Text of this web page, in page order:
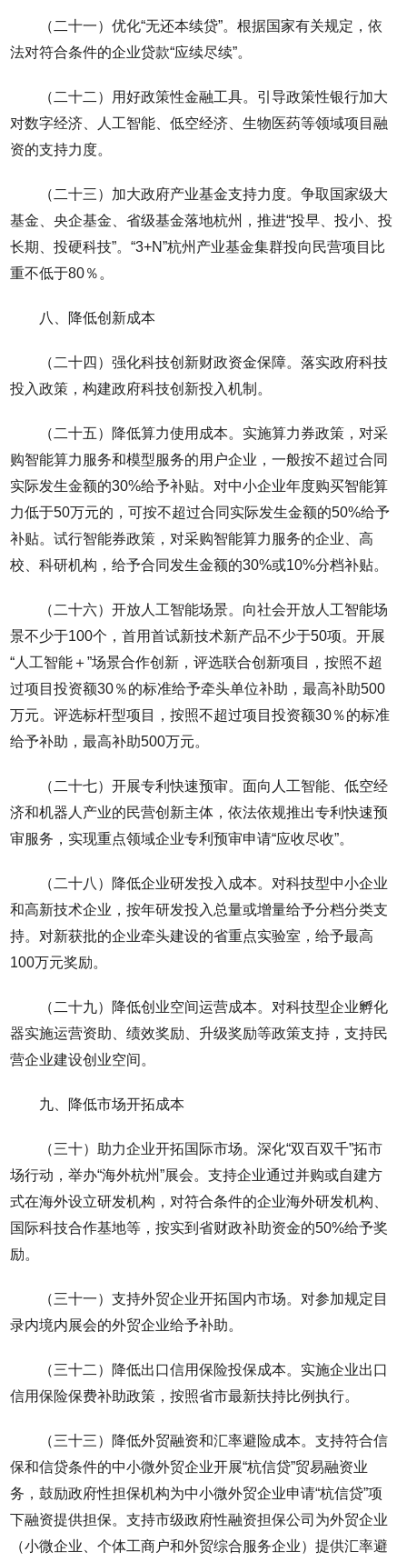
（二十一）优化“无还本续贷”。根据国家有关规定，依
法对符合条件的企业贷款“应续尽续”。
（二十二）用好政策性金融工具。引导政策性银行加大
对数字经济、人工智能、低空经济、生物医药等领域项目融
资的支持力度。
（二十三）加大政府产业基金支持力度。争取国家级大
基金、央企基金、省级基金落地杭州，推进“投早、投小、投
长期、投硬科技”。“3+N”杭州产业基金集群投向民营项目比
重不低于80％。
八、降低创新成本
（二十四）强化科技创新财政资金保障。落实政府科技
投入政策，构建政府科技创新投入机制。
（二十五）降低算力使用成本。实施算力券政策，对采
购智能算力服务和模型服务的用户企业，一般按不超过合同
实际发生金额的30%给予补贴。对中小企业年度购买智能算
力低于50万元的，可按不超过合同实际发生金额的50%给予
补贴。试行智能券政策，对采购智能算力服务的企业、高
校、科研机构，给予合同发生金额的30%或10%分档补贴。
（二十六）开放人工智能场景。向社会开放人工智能场
景不少于100个，首用首试新技术新产品不少于50项。开展
“人工智能＋”场景合作创新，评选联合创新项目，按照不超
过项目投资额30％的标准给予牵头单位补助，最高补助500
万元。评选标杆型项目，按照不超过项目投资额30％的标准
给予补助，最高补助500万元。
（二十七）开展专利快速预审。面向人工智能、低空经
济和机器人产业的民营创新主体，依法依规推出专利快速预
审服务，实现重点领域企业专利预审申请“应收尽收”。
（二十八）降低企业研发投入成本。对科技型中小企业
和高新技术企业，按年研发投入总量或增量给予分档分类支
持。对新获批的企业牵头建设的省重点实验室，给予最高
100万元奖励。
（二十九）降低创业空间运营成本。对科技型企业孵化
器实施运营资助、绩效奖励、升级奖励等政策支持，支持民
营企业建设创业空间。
九、降低市场开拓成本
（三十）助力企业开拓国际市场。深化“双百双千”拓市
场行动，举办“海外杭州”展会。支持企业通过并购或自建方
式在海外设立研发机构，对符合条件的企业海外研发机构、
国际科技合作基地等，按实到省财政补助资金的50%给予奖
励。
（三十一）支持外贸企业开拓国内市场。对参加规定目
录内境内展会的外贸企业给予补助。
（三十二）降低出口信用保险投保成本。实施企业出口
信用保险保费补助政策，按照省市最新扶持比例执行。
（三十三）降低外贸融资和汇率避险成本。支持符合信
保和信贷条件的中小微外贸企业开展“杭信贷”贸易融资业
务，鼓励政府性担保机构为中小微外贸企业申请“杭信贷”项
下融资提供担保。支持市级政府性融资担保公司为外贸企业
（小微企业、个体工商户和外贸综合服务企业）提供汇率避